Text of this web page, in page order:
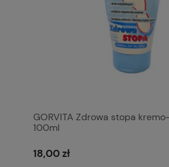
GORVITA Zdrowa stopa
100ml
18,00 zł